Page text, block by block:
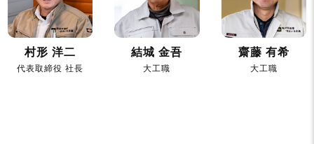
村形 洋二
代表取締役 社長
結城 金吾
大工職
齋藤 有希
大工職